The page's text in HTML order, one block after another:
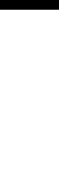
ッ
移